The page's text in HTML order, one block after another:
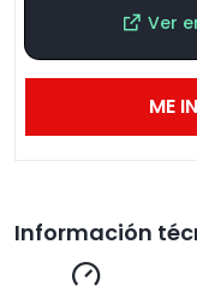
Ver
ME
Información